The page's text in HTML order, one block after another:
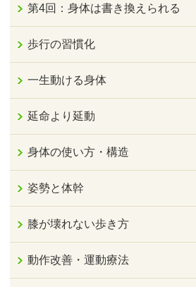
第4回：身体は書き換えられる
歩行の習慣化
一生動ける身体
延命より延動
身体の使い方・構造
姿勢と体幹
膝が壊れない歩き方
動作改善・運動療法